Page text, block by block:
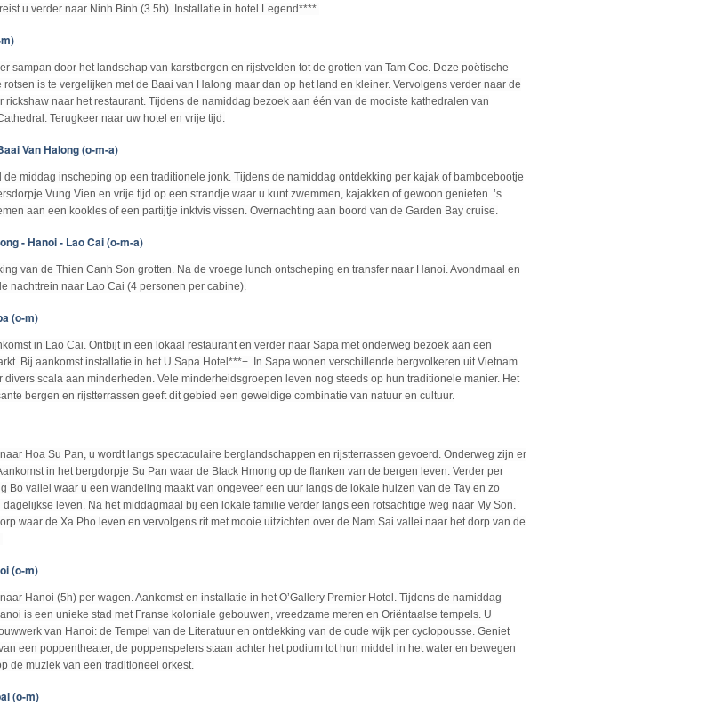
u verder naar Ninh Binh (3.5h). Installatie in hotel Legend****.
sampan door het landschap van karstbergen en rijstvelden tot de grotten van Tam Coc. Deze poëtische
is te vergelijken met de Baai van Halong maar dan op het land en kleiner. Vervolgens verder naar de
rickshaw naar het restaurant. Tijdens de namiddag bezoek aan één van de mooiste kathedralen van
Terugkeer naar uw hotel en vrije tijd.
Van Halong (o-m-a)
de middag inscheping op een traditionele jonk. Tijdens de namiddag ontdekking per kajak of bamboebootje
Vung Vien en vrije tijd op een strandje waar u kunt zwemmen, kajakken of gewoon genieten. ’s
aan een kookles of een partijtje inktvis vissen. Overnachting aan boord van de Garden Bay cruise.
- Hanoi - Lao Cai (o-m-a)
van de Thien Canh Son grotten. Na de vroege lunch ontscheping en transfer naar Hanoi. Avondmaal en
nachttrein naar Lao Cai (4 personen per cabine).
(o-m)
in Lao Cai. Ontbijt in een lokaal restaurant en verder naar Sapa met onderweg bezoek aan een
Bij aankomst installatie in het U Sapa Hotel***+. In Sapa wonen verschillende bergvolkeren uit Vietnam
divers scala aan minderheden. Vele minderheidsgroepen leven nog steeds op hun traditionele manier. Het
bergen en rijstterrassen geeft dit gebied een geweldige combinatie van natuur en cultuur.
Hoa Su Pan, u wordt langs spectaculaire berglandschappen en rijstterrassen gevoerd. Onderweg zijn er
in het bergdorpje Su Pan waar de Black Hmong op de flanken van de bergen leven. Verder per
Bo vallei waar u een wandeling maakt van ongeveer een uur langs de lokale huizen van de Tay en zo
dagelijkse leven. Na het middagmaal bij een lokale familie verder langs een rotsachtige weg naar My Son.
waar de Xa Pho leven en vervolgens rit met mooie uitzichten over de Nam Sai vallei naar het dorp van de
(o-m)
Hanoi (5h) per wagen. Aankomst en installatie in het O’Gallery Premier Hotel. Tijdens de namiddag
is een unieke stad met Franse koloniale gebouwen, vreedzame meren en Oriëntaalse tempels. U
van Hanoi: de Tempel van de Literatuur en ontdekking van de oude wijk per cyclopousse. Geniet
een poppentheater, de poppenspelers staan achter het podium tot hun middel in het water en bewegen
de muziek van een traditioneel orkest.
(o-m)